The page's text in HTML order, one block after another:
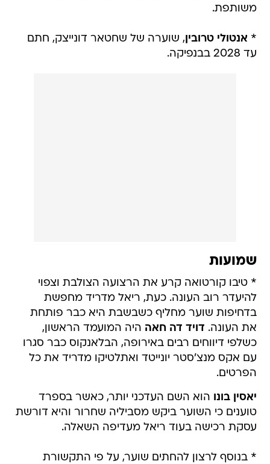
משותפת.
* אנטולי טרובין, שוערה של שחטאר דונייצק, חתם
עד 2028 בבנפיקה.
שמועות
* טיבו קורטואה קרע את הרצועה הצולבת וצפוי
להיעדר רוב העונה. כעת, ריאל מדריד מחפשת
בדחיפות שוער מחליף כשבשבת היא כבר פותחת
את העונה. דויד דה חאה היה המועמד הראשון,
כשלפי דיווחים רבים באירופה, הבלאנקוס כבר סגרו
עם אקס מנצ'סטר יונייטד ואתלטיקו מדריד את כל
הפרטים.
יאסין בונו הוא השם העדכני יותר, כאשר בספרד
טוענים כי השוער ביקש מסביליה שחרור והיא דורשת
עסקת רכישה בעוד ריאל מעדיפה השאלה.
* בנוסף לרצון להחתים שוער, על פי התקשורת